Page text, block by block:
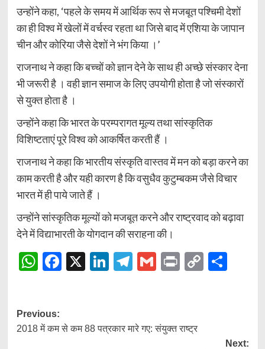
उन्होंने कहा, ‘पहले के समय में आर्थिक रूप से मजबूत पश्चिमी देशों
का ही विश्व में खेलों में वर्चस्व रहता था जिसे बाद में एशिया के जापान
चीन और कोरिया जैसे देशों ने भंग किया ।’
राजनाथ ने कहा कि बच्चों को ज्ञान देने के साथ ही अच्छे संस्कार देना
भी जरूरी है । वही ज्ञान समाज के लिए उपयोगी होता है जो संस्कारों
से युक्त होता है ।
उन्होंने कहा कि भारत के परम्परागत मूल्य तथा सांस्कृतिक
विशिष्टताएं पूरे विश्व को आकर्षित करती हैं ।
राजनाथ ने कहा कि भारतीय संस्कृति वास्तव में मन को बड़ा करने का
काम करती है और यही कारण है कि वसुधैव कुटुम्बकम जैसे विचार
भारत में ही पाये जाते हैं ।
उन्होंने सांस्कृतिक मूल्यों को मजबूत करने और राष्ट्रवाद को बढ़ावा
देने में विद्याभारती के योगदान की सराहना की।
WhatsApp
Facebook
X LinkedIn
Telegram
Gmail
Print
Copy
Post
navigation
Previous:
2018 में कम से कम 88 पत्रकार मारे गए: संयुक्त राष्ट्र
Next: